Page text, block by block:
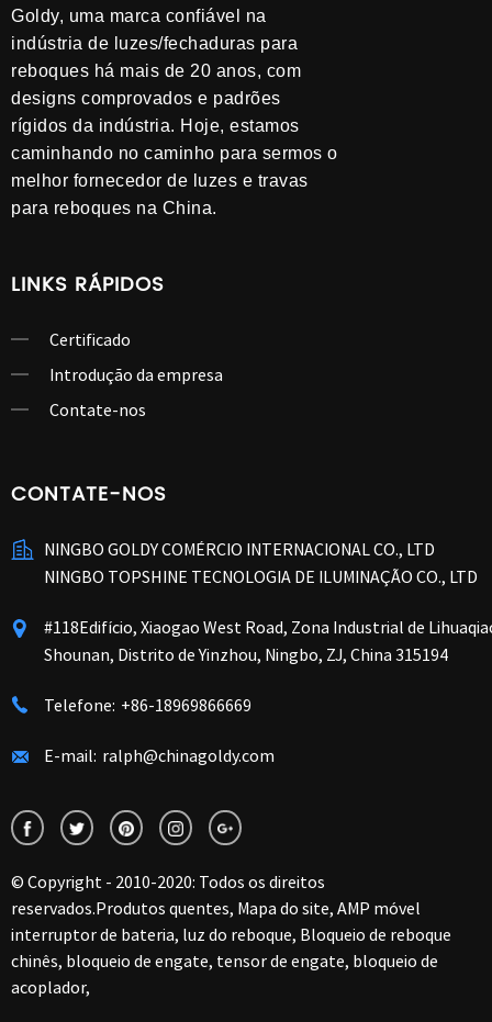
Goldy, uma marca confiável na
indústria de luzes/fechaduras para
reboques há mais de 20 anos, com
designs comprovados e padrões
rígidos da indústria. Hoje, estamos
caminhando no caminho para sermos o
melhor fornecedor de luzes e travas
para reboques na China.
LINKS RÁPIDOS
Certificado
Introdução da empresa
Contate-nos
CONTATE-NOS
NINGBO GOLDY COMÉRCIO INTERNACIONAL CO., LTD
NINGBO TOPSHINE TECNOLOGIA DE ILUMINAÇÃO CO., LTD
#118Edifício, Xiaogao West Road, Zona Industrial de
Shounan, Distrito de Yinzhou, Ningbo, ZJ, China 315194
Telefone: +86-18969866669
E-mail: ralph@chinagoldy.com
© Copyright - 2010-2020: Todos os direitos
reservados.Produtos quentes, Mapa do site, AMP móvel
interruptor de bateria, luz do reboque, Bloqueio de reboque
chinês, bloqueio de engate, tensor de engate, bloqueio de
acoplador,